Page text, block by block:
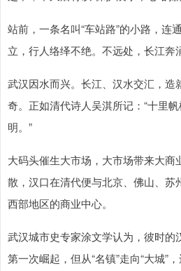
站前，一条名叫“车站路”的小路，连
立，行人络绎不绝。不远处，长江奔
武汉因水而兴。长江、汉水交汇，造
奇。正如清代诗人吴淇所记：“十里
明。”
大码头催生大市场，大市场带来大商
散，汉口在清代便与北京、佛山、苏
西部地区的商业中心。
武汉城市史专家涂文学认为，彼时的
第一次崛起，但从“名镇”走向“大城”